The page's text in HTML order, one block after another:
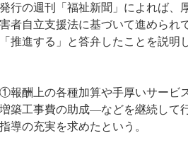
行の週刊「福祉新聞」によれば
者自立支援法に基づいて進めら
推進する」と答弁したことを説
酬上の各種加算や手厚いサー
築工事費の助成―などを継続して
導の充実を求めたという。